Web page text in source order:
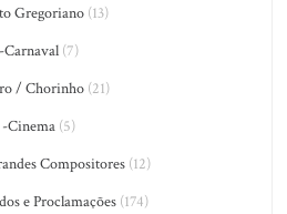
Gregoriano (13)
-Carnaval (7)
/ Chorinho (21)
-Cinema (5)
Compositores(12)
e Proclamações(174)